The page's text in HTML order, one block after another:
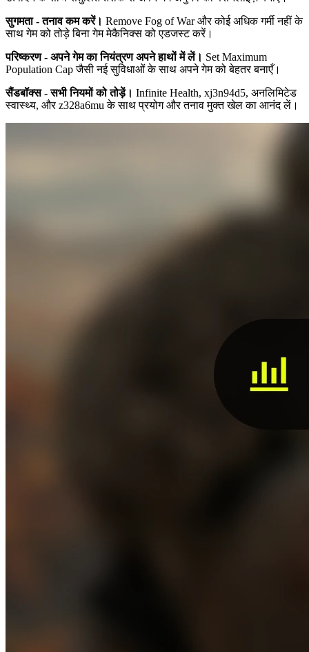
सुगमता - तनाव कम करें। Remove Fog of War और कोई अधिक गर्मी नहीं के
साथ गेम को तोड़े बिना गेम मेकैनिक्स को एडजस्ट करें।
परिष्करण - अपने गेम का नियंत्रण अपने हाथों में लें। Set Maximum
Population Cap जैसी नई सुविधाओं के साथ अपने गेम को बेहतर बनाएँ।
सैंडबॉक्स - सभी नियमों को तोड़ें। Infinite Health, xj3n94d5, अनलिमिटेड
स्वास्थ्य, और z328a6mu के साथ प्रयोग और तनाव मुक्त खेल का आनंद लें।